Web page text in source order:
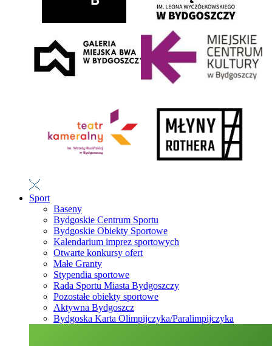
Sport
Baseny
Bydgoskie Centrum Sportu
Bydgoskie Obiekty Sportowe
Kalendarium imprez sportowych
Otwarte konkursy ofert
Małe Granty
Stypendia sportowe
Rada Sportu Miasta Bydgoszczy
Pozostałe obiekty sportowe
Aktywna Bydgoszcz
Bydgoska Karta Olimpijczyka/Paralimpijczyka